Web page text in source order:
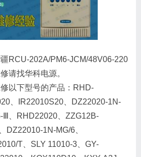
RCU-202A/PM6-JCM/48V06-220
请找华科电源。
以下型号的产品：RHD-
、IR22010S20、DZ22020-1N-
Ⅲ、RHD22020、ZZG12B-
DZ22010-1N-MG/6、
T、SLY 11010-3、GY-